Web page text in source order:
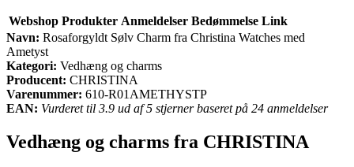
Webshop Produkter Anmeldelser Bedømmelse Link
Navn: Rosaforgyldt Sølv Charm fra Christina Watches med
Ametyst
Kategori: Vedhæng og charms
Producent: CHRISTINA
Varenummer: 610-R01AMETHYSTP
EAN: Vurderet til 3.9 ud af 5 stjerner baseret på 24 anmeldelser
Vedhæng og charms fra CHRISTINA